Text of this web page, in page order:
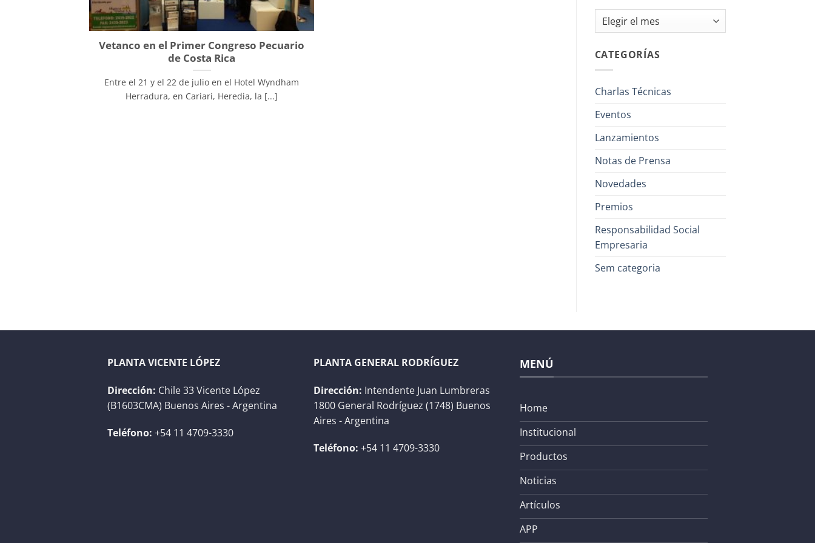
Vetanco en el Primer Congreso Pecuario
de Costa Rica
Entre el 21 y el 22 de julio en el Hotel Wyndham
Herradura, en Cariari, Heredia, la [...]
Archivos
CATEGORÍAS
Charlas Técnicas
Eventos
Lanzamientos
Notas de Prensa
Novedades
Premios
Responsabilidad Social
Empresaria
Sem categoria
PLANTA VICENTE LÓPEZ
Dirección: Chile 33 Vicente López
(B1603CMA) Buenos Aires - Argentina
Teléfono: +54 11 4709-3330
PLANTA GENERAL RODRÍGUEZ
Dirección: Intendente Juan Lumbreras
1800 General Rodríguez (1748) Buenos
Aires - Argentina
Teléfono: +54 11 4709-3330
MENÚ
Home
Institucional
Productos
Noticias
Artículos
APP